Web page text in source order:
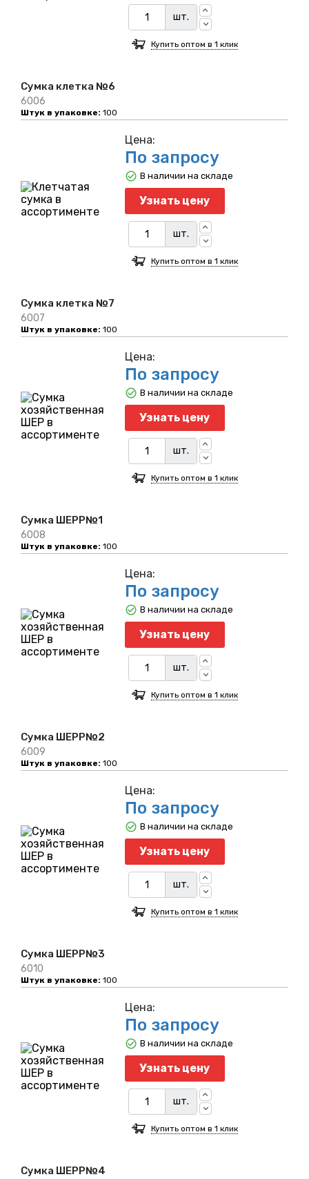
Сумка клетка №6
6006
Штук в упаковке: 100
шт.
Купить оптом в 1 клик
Сумка клетка №7
6007
Штук в упаковке: 100
Цена:
По запросу
Узнать цену
шт.
В наличии на складе
Купить оптом в 1 клик
Сумка ШЕРР№1
6008
Штук в упаковке: 100
Цена:
По запросу
Узнать цену
шт.
В наличии на складе
Купить оптом в 1 клик
Сумка ШЕРР№2
6009
Штук в упаковке: 100
Цена:
По запросу
Узнать цену
шт.
В наличии на складе
Купить оптом в 1 клик
Сумка ШЕРР№3
6010
Штук в упаковке: 100
Цена:
По запросу
Узнать цену
шт.
В наличии на складе
Купить оптом в 1 клик
Сумка ШЕРР№4
Цена:
По запросу
Узнать цену
шт.
В наличии на складе
Купить оптом в 1 клик